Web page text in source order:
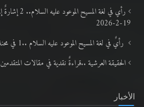
رأي في لغة
19-2-2026
رأيٌ في لغة المسيح الموعود عليه السلام ..1 في محنة اللغة ومعاني «الاشتهار»
الحقيقة العرشية ..قراءةٌ نقدية في مقالات المتقدمين
الأخبار